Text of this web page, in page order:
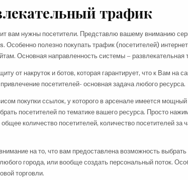
трафик
вам нужны посетители. Представлю вашему вниманию
полезно покупать трафик (посетителей) интернет
Основная направленность системы – развлекательная
от накруток и ботов, которая гарантирует, что к Вам на
посетителей- основная задача любого ресурса.
покупки ссылок, у которого в арсенале имеется мощный
посетителей по тематике вашего ресурса. Просто
количество посетителей, количество посетителей за
на то, что вам предоставлена возможность выбрать
города, или вообще создать персональный поток.
торговли.